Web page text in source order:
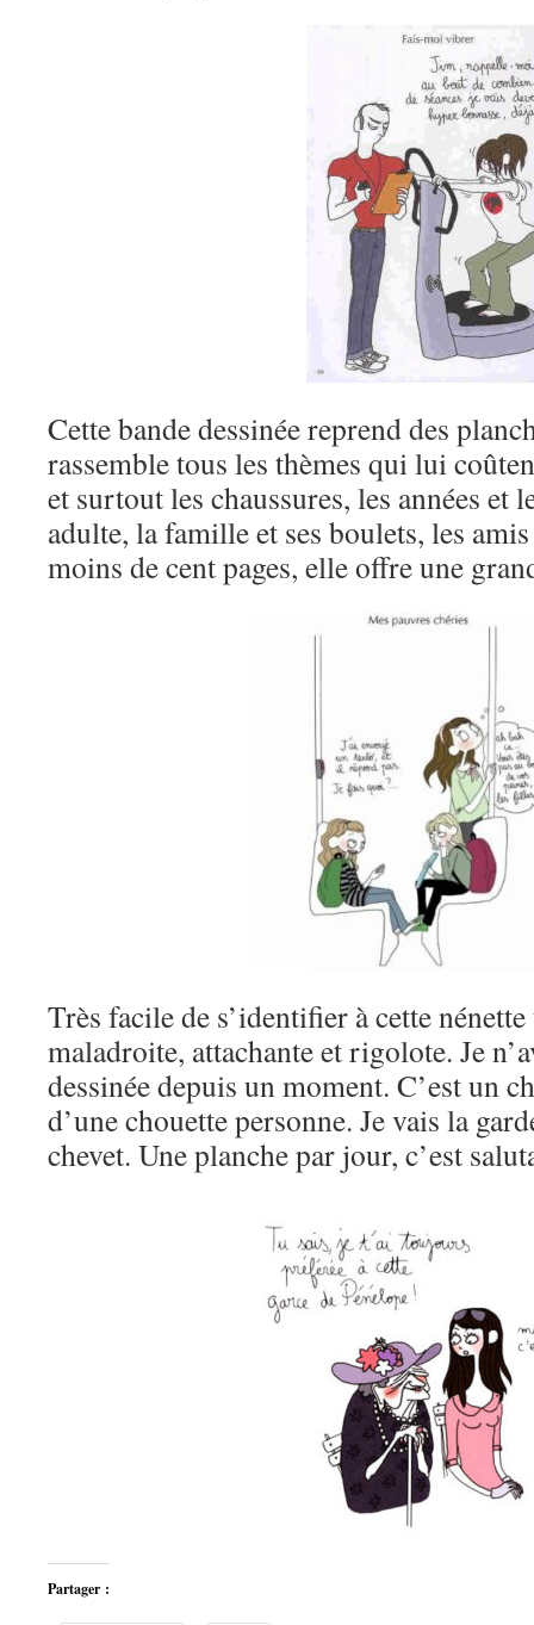
Cette bande dessinée reprend des
rassemble tous les thèmes qui lui
et surtout les chaussures, les années et
adulte, la famille et ses boulets, les
moins de cent pages, elle offre une
Très facile de s’identifier à cette
maladroite, attachante et rigolote. Je
dessinée depuis un moment. C’est un
d’une chouette personne. Je vais la
chevet. Une planche par jour, c’est
Partager :